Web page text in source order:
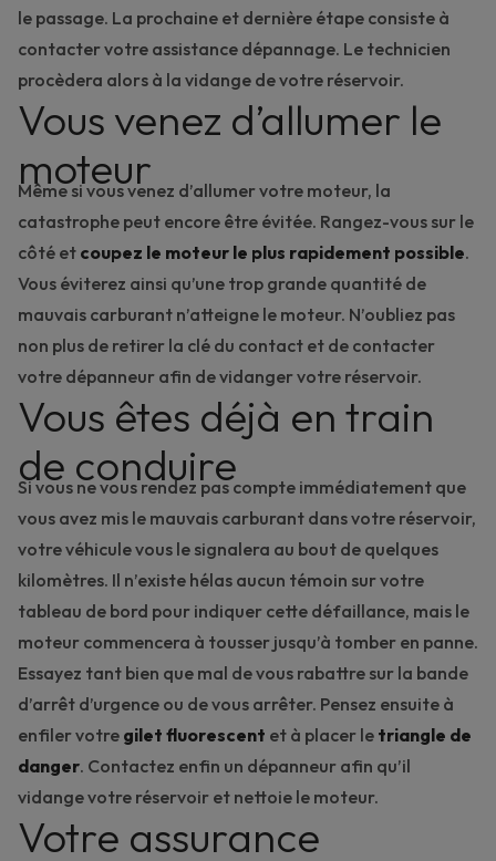
le passage. La prochaine et dernière étape consiste à
contacter votre assistance dépannage. Le technicien
procèdera alors à la vidange de votre réservoir.
Vous venez d’allumer le
moteur
Même si vous venez d’allumer votre moteur, la
catastrophe peut encore être évitée. Rangez-vous sur le
côté et coupez le moteur le plus rapidement possible.
Vous éviterez ainsi qu’une trop grande quantité de
mauvais carburant n’atteigne le moteur. N’oubliez pas
non plus de retirer la clé du contact et de contacter
votre dépanneur afin de vidanger votre réservoir.
Vous êtes déjà en train
de conduire
Si vous ne vous rendez pas compte immédiatement que
vous avez mis le mauvais carburant dans votre réservoir,
votre véhicule vous le signalera au bout de quelques
kilomètres. Il n’existe hélas aucun témoin sur votre
tableau de bord pour indiquer cette défaillance, mais le
moteur commencera à tousser jusqu’à tomber en panne.
Essayez tant bien que mal de vous rabattre sur la bande
d’arrêt d’urgence ou de vous arrêter. Pensez ensuite à
enfiler votre gilet fluorescent et à placer le triangle de
danger. Contactez enfin un dépanneur afin qu’il
vidange votre réservoir et nettoie le moteur.
Votre assurance